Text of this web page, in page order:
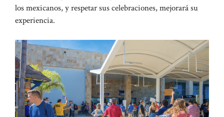
los mexicanos, y respetar sus celebraciones, mejorará su
experiencia.